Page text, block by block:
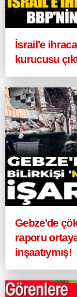
İsrail'e
kurucusu
Gebze'de
raporu
inşaatıymış!